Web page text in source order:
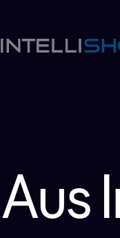
Aus